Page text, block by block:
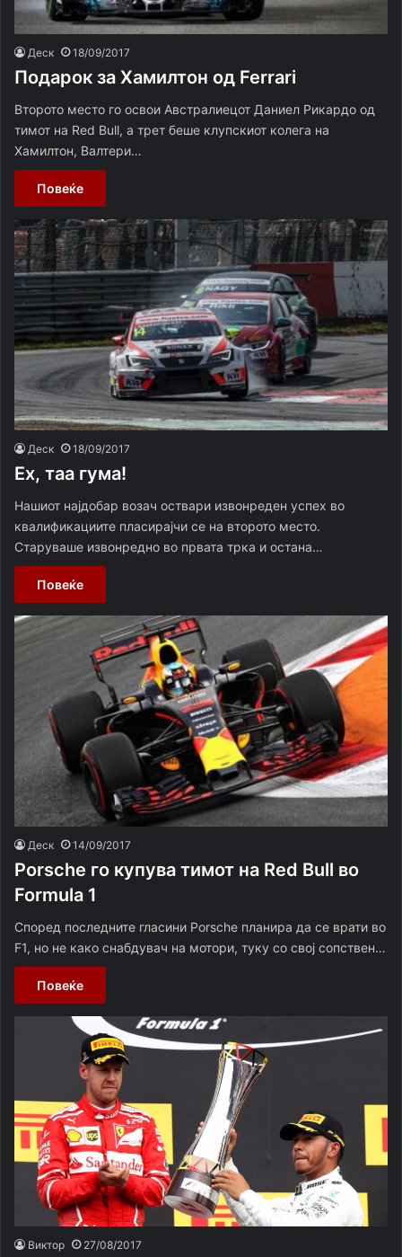
Деск 18/09/2017
Подарок за Хамилтон од Ferrari
Второто место го освои Австралиецот Даниел Рикардо од
тимот на Red Bull, a трет беше клупскиот колега на
Хамилтон, Валтери…
Повеќе
Деск 18/09/2017
Ex, таа гума!
Нашиот најдобар возач оствари извонреден успех во
квалификациите пласирајчи се на второто место.
Старуваше извонредно во првата трка и остана…
Повеќе
Деск 14/09/2017
Porsche го купува тимот на Red Bull во
Formula 1
Според последните гласини Porsche планира да се врати во
F1, но не како снабдувач на мотори, туку со свој сопствен…
Повеќе
Виктор 27/08/2017